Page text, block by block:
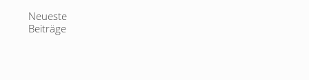
Neueste
Beiträge